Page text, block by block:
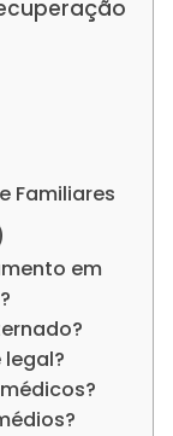
Familiares
em